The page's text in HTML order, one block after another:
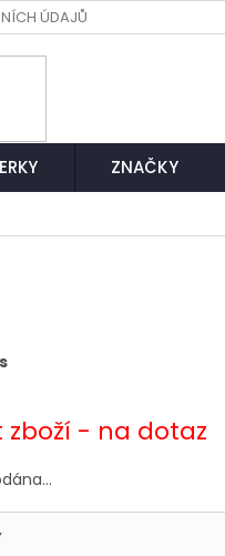
ÚDAJŮ
ZNAČKY
zboží - na dotaz